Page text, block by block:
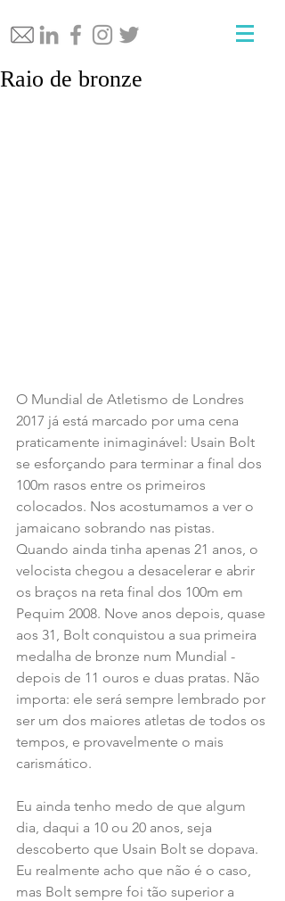
Raio de bronze
O Mundial de Atletismo de Londres
2017 já está marcado por uma cena
praticamente inimaginável: Usain Bolt
se esforçando para terminar a final dos
100m rasos entre os primeiros
colocados. Nos acostumamos a ver o
jamaicano sobrando nas pistas.
Quando ainda tinha apenas 21 anos, o
velocista chegou a desacelerar e abrir
os braços na reta final dos 100m em
Pequim 2008. Nove anos depois, quase
aos 31, Bolt conquistou a sua primeira
medalha de bronze num Mundial -
depois de 11 ouros e duas pratas. Não
importa: ele será sempre lembrado por
ser um dos maiores atletas de todos os
tempos, e provavelmente o mais
carismático.
Eu ainda tenho medo de que algum
dia, daqui a 10 ou 20 anos, seja
descoberto que Usain Bolt se dopava.
Eu realmente acho que não é o caso,
mas Bolt sempre foi tão superior a